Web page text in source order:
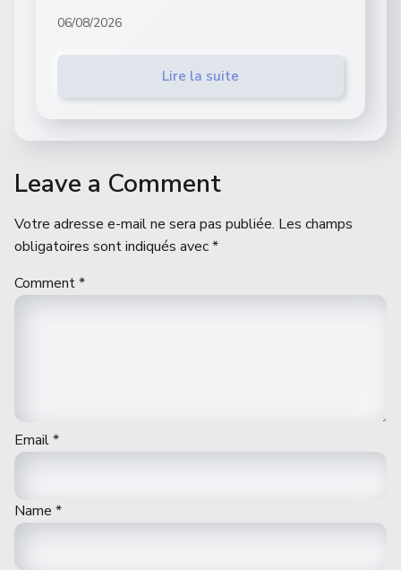
06/08/2026
Lire la suite
Leave a Comment
Votre adresse e-mail ne sera pas publiée. Les champs
obligatoires sont indiqués avec*
Comment*
Email*
Name *